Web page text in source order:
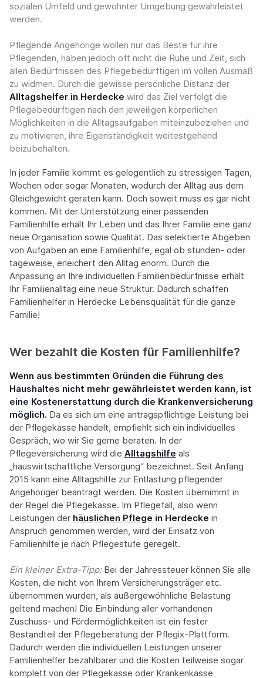
sozialen Umfeld und gewohnter Umgebung gewährleistet
werden.
Pflegende Angehörige wollen nur das Beste für ihre
Pflegenden, haben jedoch oft nicht die Ruhe und Zeit, sich
allen Bedürfnissen des Pflegebedürftigen im vollen Ausmaß
zu widmen. Durch die gewisse persönliche Distanz der
Alltagshelfer in Herdecke wird das Ziel verfolgt die
Pflegebedürftigen nach den jeweiligen körperlichen
Möglichkeiten in die Alltagsaufgaben miteinzubeziehen und
zu motivieren, ihre Eigenständigkeit weitestgehend
beizubehalten.
In jeder Familie kommt es gelegentlich zu stressigen Tagen,
Wochen oder sogar Monaten, wodurch der Alltag aus dem
Gleichgewicht geraten kann. Doch soweit muss es gar nicht
kommen. Mit der Unterstützung einer passenden
Familienhilfe erhält Ihr Leben und das Ihrer Familie eine ganz
neue Organisation sowie Qualität. Das selektierte Abgeben
von Aufgaben an eine Familienhilfe, egal ob stunden- oder
tageweise, erleichert den Alltag enorm. Durch die
Anpassung an Ihre individuellen Familienbedürfnisse erhält
Ihr Familienalltag eine neue Struktur. Dadurch schaffen
Familienhelfer in Herdecke Lebensqualität für die ganze
Familie!
Wer bezahlt die Kosten für Familienhilfe?
Wenn aus bestimmten Gründen die Führung des
Haushaltes nicht mehr gewährleistet werden kann, ist
eine Kostenerstattung durch die Krankenversicherung
möglich. Da es sich um eine antragspflichtige Leistung bei
der Pflegekasse handelt, empfiehlt sich ein individuelles
Gespräch, wo wir Sie gerne beraten. In der
Pflegeversicherung wird die Alltagshilfe als
„hauswirtschaftliche Versorgung“ bezeichnet. Seit Anfang
2015 kann eine Alltagshilfe zur Entlastung pflegender
Angehöriger beantragt werden. Die Kosten übernimmt in
der Regel die Pflegekasse. Im Pflegefall, also wenn
Leistungen der häuslichen Pflege in Herdecke in
Anspruch genommen werden, wird der Einsatz von
Familienhilfe je nach Pflegestufe geregelt.
Ein kleiner Extra-Tipp:‍ Bei der Jahressteuer können Sie alle
Kosten, die nicht von Ihrem Versicherungsträger etc.
übernommen wurden, als außergewöhnliche Belastung
geltend machen! Die Einbindung aller vorhandenen
Zuschuss- und Fördermöglichkeiten ist ein fester
Bestandteil der Pflegeberatung der Pflegix-Plattform.
Dadurch werden die individuellen Leistungen unserer
Familienhelfer bezahlbarer und die Kosten teilweise sogar
komplett von der Pflegekasse oder Krankenkasse